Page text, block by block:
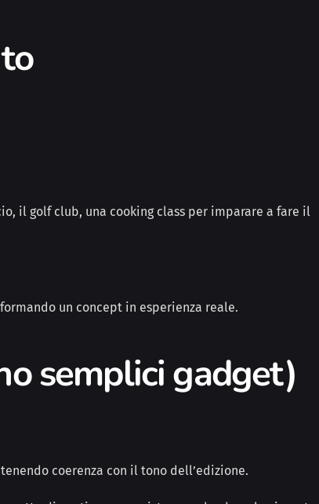
il golf club, una cooking class per imparare a fare il
un concept in esperienza reale.
semplici gadget)
coerenza con il tono dell’edizione.